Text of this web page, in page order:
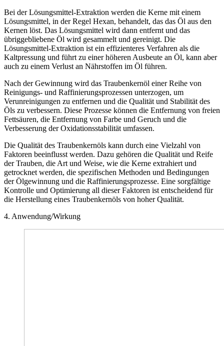
Bei der Lösungsmittel-Extraktion werden die Kerne mit einem
Lösungsmittel, in der Regel Hexan, behandelt, das das Öl aus den
Kernen löst. Das Lösungsmittel wird dann entfernt und das
übriggebliebene Öl wird gesammelt und gereinigt. Die
Lösungsmittel-Extraktion ist ein effizienteres Verfahren als die
Kaltpressung und führt zu einer höheren Ausbeute an Öl, kann aber
auch zu einem Verlust an Nährstoffen im Öl führen.
Nach der Gewinnung wird das Traubenkernöl einer Reihe von
Reinigungs- und Raffinierungsprozessen unterzogen, um
Verunreinigungen zu entfernen und die Qualität und Stabilität des
Öls zu verbessern. Diese Prozesse können die Entfernung von freien
Fettsäuren, die Entfernung von Farbe und Geruch und die
Verbesserung der Oxidationsstabilität umfassen.
Die Qualität des Traubenkernöls kann durch eine Vielzahl von
Faktoren beeinflusst werden. Dazu gehören die Qualität und Reife
der Trauben, die Art und Weise, wie die Kerne extrahiert und
getrocknet werden, die spezifischen Methoden und Bedingungen
der Ölgewinnung und die Raffinierungsprozesse. Eine sorgfältige
Kontrolle und Optimierung all dieser Faktoren ist entscheidend für
die Herstellung eines Traubenkernöls von hoher Qualität.
4. Anwendung/Wirkung